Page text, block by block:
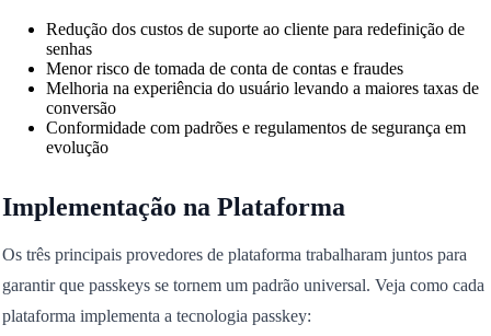
Redução dos custos de suporte ao cliente para redefinição de
senhas
Menor risco de tomada de conta de contas e fraudes
Melhoria na experiência do usuário levando a maiores taxas de
conversão
Conformidade com padrões e regulamentos de segurança em
evolução
Implementação na Plataforma
Os três principais provedores de plataforma trabalharam juntos para
garantir que passkeys se tornem um padrão universal. Veja como cada
plataforma implementa a tecnologia passkey: